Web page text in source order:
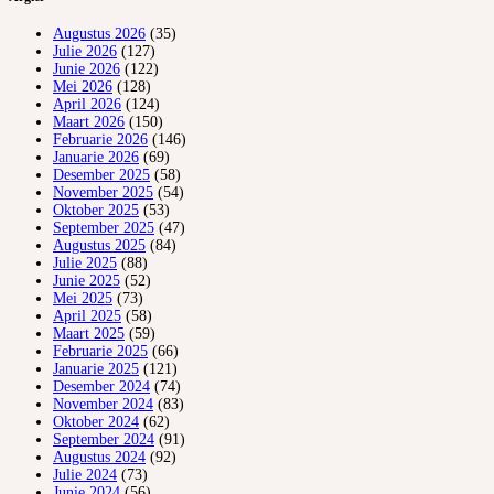
Augustus 2026 (35)
Julie 2026 (127)
Junie 2026 (122)
Mei 2026 (128)
April 2026 (124)
Maart 2026 (150)
Februarie 2026 (146)
Januarie 2026 (69)
Desember 2025 (58)
November 2025 (54)
Oktober 2025 (53)
September 2025 (47)
Augustus 2025 (84)
Julie 2025 (88)
Junie 2025 (52)
Mei 2025 (73)
April 2025 (58)
Maart 2025 (59)
Februarie 2025 (66)
Januarie 2025 (121)
Desember 2024 (74)
November 2024 (83)
Oktober 2024 (62)
September 2024 (91)
Augustus 2024 (92)
Julie 2024 (73)